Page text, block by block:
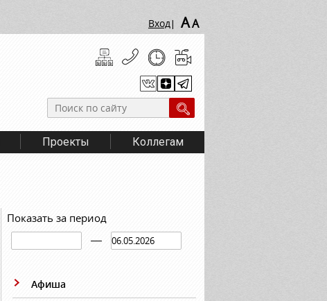
Вход| AA
Проекты Коллегам
Показать за период
Афиша